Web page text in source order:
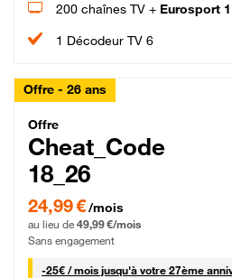
200 chaînes TV + Eurosport 1
1 Décodeur TV 6
Offre - 26 ans
Cheat_Code
Offre
Cheat_Code
18_26
24,99 € par mois pendant 0 mois puis
24,99 €/mois
au lieu de 49,99 €/mois
Sans engagement
-25€ / mois25 € par mois
jusqu'à votre 27ème